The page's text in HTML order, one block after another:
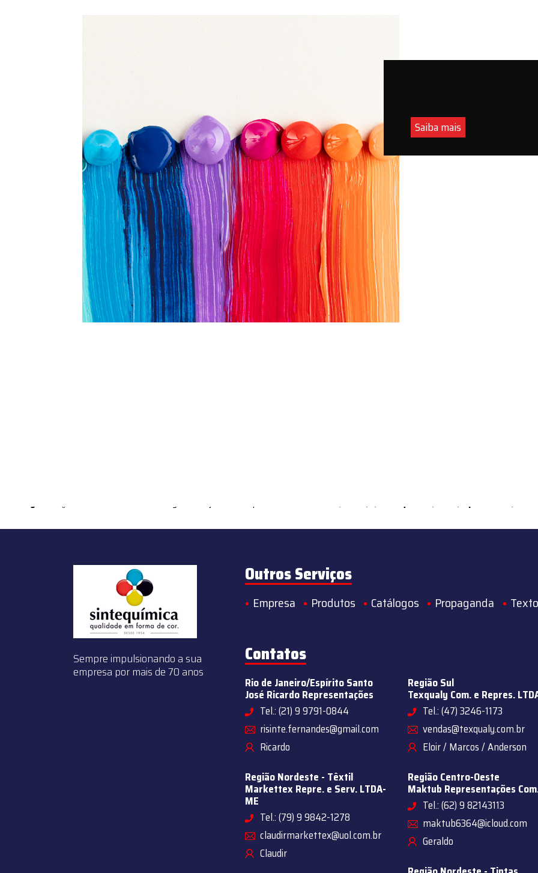
Saiba mais
Warning : count(): Parameter must be an array or an object that implements Countable in /home/s/sintequimica/www/wp-content/
Sempre impulsionando a sua
empresa por mais de 70 anos
Outros Serviços
Empresa Produtos Catálogos Propaganda
Contatos
Rio de Janeiro/Espírito Santo
José Ricardo Representações
Tel.: (21) 9 9791-0844
risinte.fernandes@gmail.com
Ricardo
Região Sul
Texqualy Com. e Repres.
Tel.: (47) 3246-1173
vendas@texqualy.com.br
Eloir / Marcos / Anderson
Região Nordeste - Têxtil
Markettex Repre. e Serv. LTDA-
ME
Tel.: (79) 9 9842-1278
claudirmarkettex@uol.com.br
Claudir
Região Centro-Oeste
Maktub Representações
Tel.: (62) 9 82143113
maktub6364@icloud.com
Geraldo